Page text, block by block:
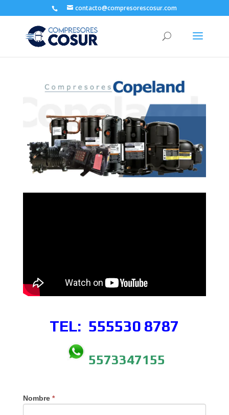
contacto@compresorescosur.com
TEL: 555530 8787
5573347155
Nombre *